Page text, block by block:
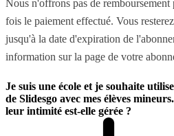
Nous n'offrons pas de remboursement
fois le paiement effectué. Vous
jusqu'à la date d'expiration de
information sur la page de votre
Je suis une école et je souhaite
de Slidesgo avec mes élèves
leur intimité est-elle gérée ?